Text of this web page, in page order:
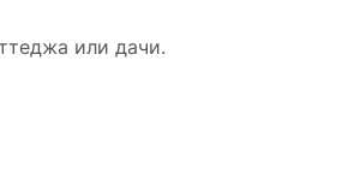
или дачи.